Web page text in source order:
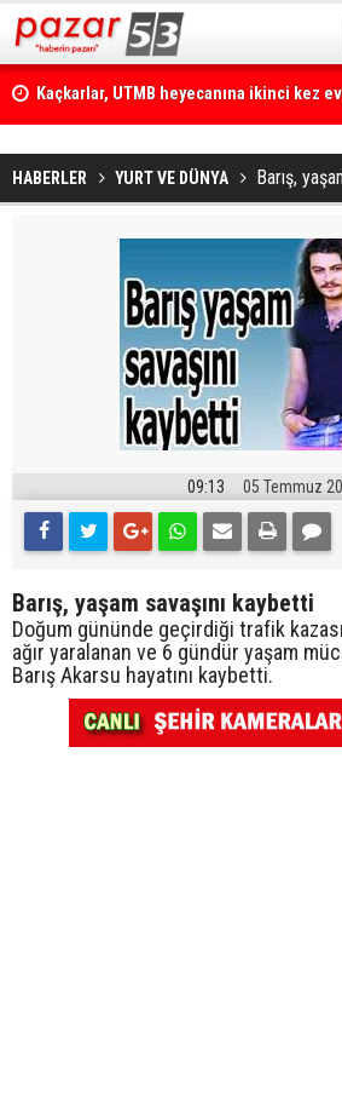
Kaçkarlar, UTMB heyecanına ikinci kez
HABERLER YURT VE DÜNYA Barış,
09:13 05 Temmuz
Barış, yaşam savaşını kaybetti
Doğum gününde geçirdiği trafik
ağır yaralanan ve 6 gündür yaşam
Barış Akarsu hayatını kaybetti.